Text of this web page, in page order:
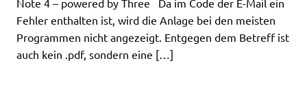
Note 4 – powered by Three Da im Code der E-Mail ein
Fehler enthalten ist, wird die Anlage bei den meisten
Programmen nicht angezeigt. Entgegen dem Betreff ist
auch kein .pdf, sondern eine […]